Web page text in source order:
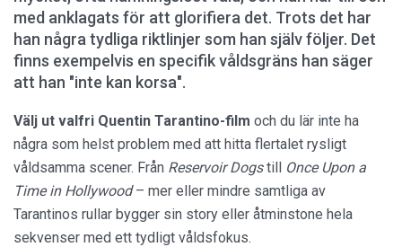
med anklagats för att glorifiera det. Trots det har
han några tydliga riktlinjer som han själv följer. Det
finns exempelvis en specifik våldsgräns han säger
att han "inte kan korsa".
Välj ut valfri Quentin Tarantino-film och du lär inte ha
några som helst problem med att hitta flertalet rysligt
våldsamma scener. Från Reservoir Dogstill Once Upon a
Time in Hollywood– mer eller mindre samtliga av
Tarantinos rullar bygger sin story eller åtminstone hela
sekvenser med ett tydligt våldsfokus.